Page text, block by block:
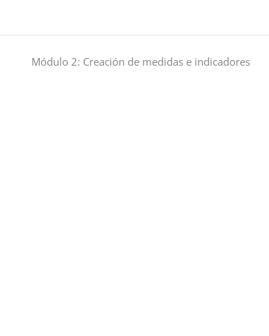
Módulo 2: Creación de medidas e indicadores